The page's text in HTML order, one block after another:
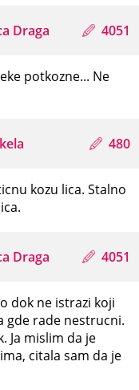
Draga 4051
potkozne... Ne
480
kozu lica. Stalno
Draga 4051
dok ne istrazi koji
gde rade nestrucni.
Ja mislim da je
citala sam da je